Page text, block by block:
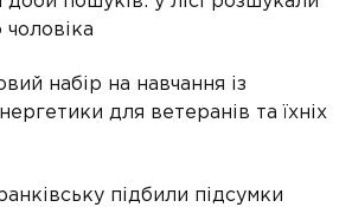
чоловіка
набір на навчання із
для ветеранів та їхніх
підбили підсумки